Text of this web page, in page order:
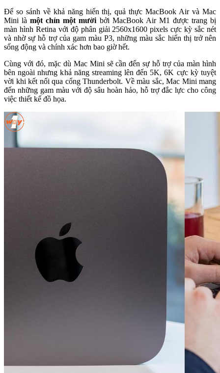
Để so sánh về khả năng hiển thị, quả thực MacBook Air và Mac
Mini làmột chín một mười bởi MacBook Air M1 được trang bị
màn hình Retina với độ phân giải 2560x1600 pixels cực kỳ sắc nét
và nhờ sự hỗ trợ của gam màu P3, những màu sắc hiển thị trở nên
sống động và chính xác hơn bao giờ hết.
Cùng với đó, mặc dù Mac Mini sẽ cần đến sự hỗ trợ của màn hình
bên ngoài nhưng khả năng streaming lên đến 5K, 6K cực kỳ tuyệt
vời khi kết nối qua cổng Thunderbolt. Về màu sắc, Mac Mini mang
đến những gam màu với độ sâu hoàn hảo, hỗ trợ đắc lực cho công
việc thiết kế đồ họa.